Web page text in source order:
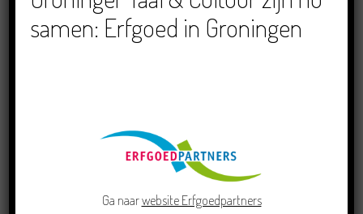
Klaas Duursma
samen: Erfgoed in Groningen
Ga naarwebsite Erfgoedpartners